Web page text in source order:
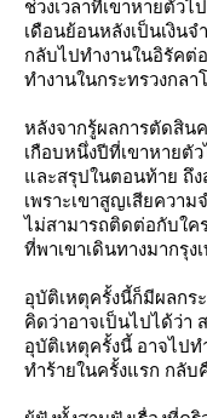
ช่วงเวลาที่เขาหายตัว
เดือนย้อนหลังเป็นเงิน
กลับไปทำงานในอิรัคต่
ทำงานในกระทรวงกล
หลังจากรู้ผลการตัดสิน
เกือบหนึ่งปีที่เขาหายตั
ละสรุปในตอนท้าย ถึง
เพราะเขาสูญเสียควา
ไม่สามารถติดต่อกับใค
ที่พาเขาเดินทางมากรุ
อุบัติเหตุครั้งนี้ก็มีผลกร
คิดว่าอาจเป็นไปได้ว่า
อุบัติเหตุครั้งนี้ อาจไป
ทำร้ายในครั้งแรก กลั